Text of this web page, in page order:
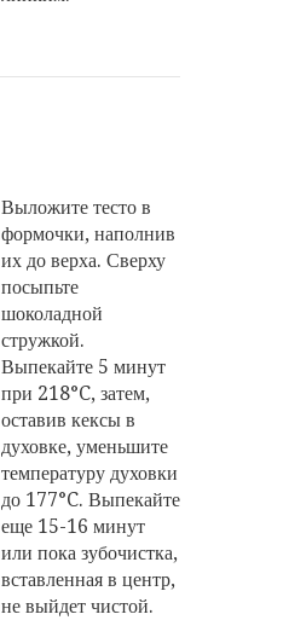
Выложите тесто в
формочки, наполнив
их до верха. Сверху
посыпьте
шоколадной
стружкой.
Выпекайте 5 минут
при 218°C, затем,
оставив кексы в
духовке, уменьшите
температуру духовки
до 177°C. Выпекайте
еще 15-16 минут
или пока зубочистка,
вставленная в центр,
не выйдет чистой.